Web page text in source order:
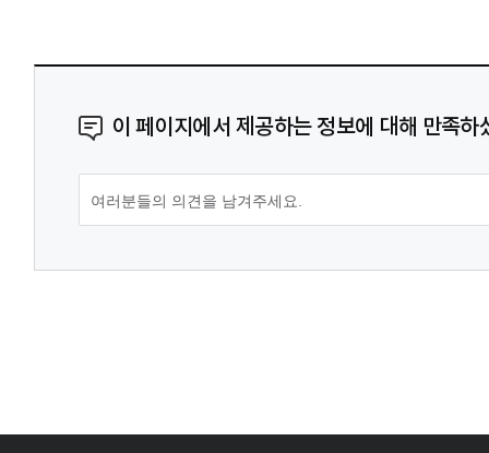
이 페이지에서 제공하는 정보에 대해 만족하